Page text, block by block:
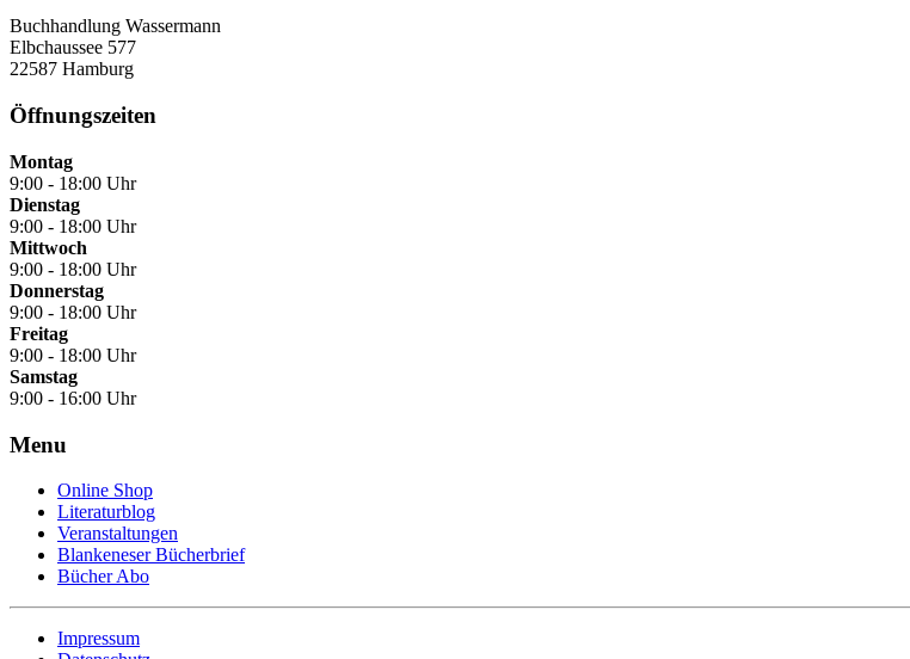
Buchhandlung Wassermann
Elbchaussee 577
22587 Hamburg
Öffnungszeiten
Montag
9:00 - 18:00 Uhr
Dienstag
9:00 - 18:00 Uhr
Mittwoch
9:00 - 18:00 Uhr
Donnerstag
9:00 - 18:00 Uhr
Freitag
9:00 - 18:00 Uhr
Samstag
9:00 - 16:00 Uhr
Menu
Online Shop
Literaturblog
Veranstaltungen
Blankeneser Bücherbrief
Bücher Abo
Impressum